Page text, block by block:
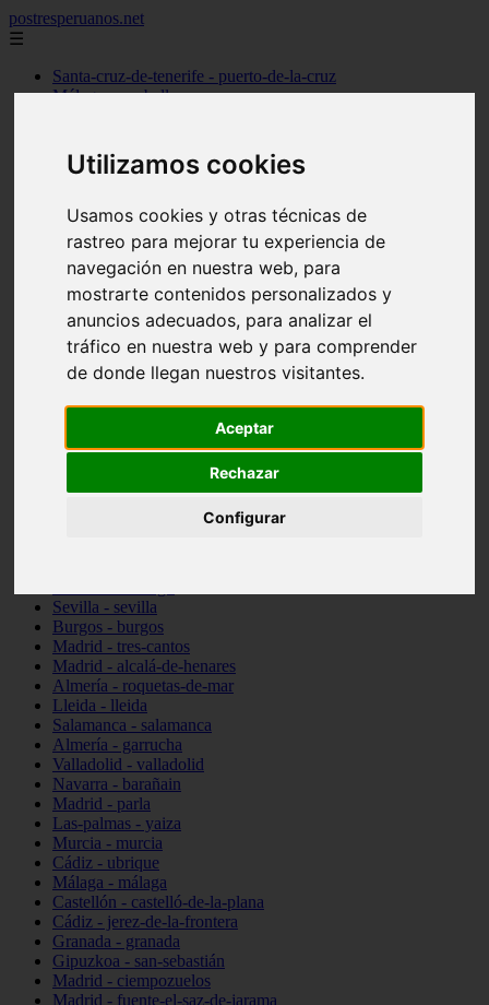
Utilizamos cookies
Usamos cookies y otras técnicas de
rastreo para mejorar tu experiencia de
navegación en nuestra web, para
mostrarte contenidos personalizados y
anuncios adecuados, para analizar el
tráfico en nuestra web y para comprender
de donde llegan nuestros visitantes.
Aceptar
Rechazar
Configurar
postresperuanos.net
☰
Santa-cruz-de-tenerife - puerto-de-la-cruz
Málaga - marbella
Cantabria - santander
Barcelona - l39hospitalet-de-llobregat
Madrid - madrid
Alicante - dénia
Madrid - pozuelo-de-alarcón
Valencia - valencia
Barcelona - granollers
Girona - girona
Illes-balears - palma-de-mallorca
Las-palmas - arrecife
Madrid - majadahonda
Guadalajara - guadalajara
Madrid - móstoles
Toledo - talavera-de-la-reina
Illes-balears - santa-margalida
Sevilla - sevilla
Burgos - burgos
Madrid - tres-cantos
Madrid - alcalá-de-henares
Almería - roquetas-de-mar
Lleida - lleida
Salamanca - salamanca
Almería - garrucha
Valladolid - valladolid
Navarra - barañain
Madrid - parla
Las-palmas - yaiza
Murcia - murcia
Cádiz - ubrique
Málaga - málaga
Castellón - castelló-de-la-plana
Cádiz - jerez-de-la-frontera
Granada - granada
Gipuzkoa - san-sebastián
Madrid - ciempozuelos
Madrid - fuente-el-saz-de-jarama